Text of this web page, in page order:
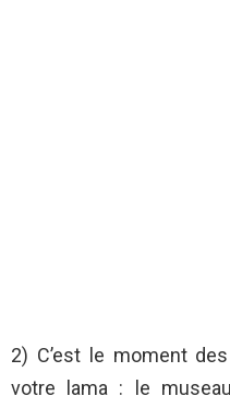
2) C’est le moment
votre lama : le